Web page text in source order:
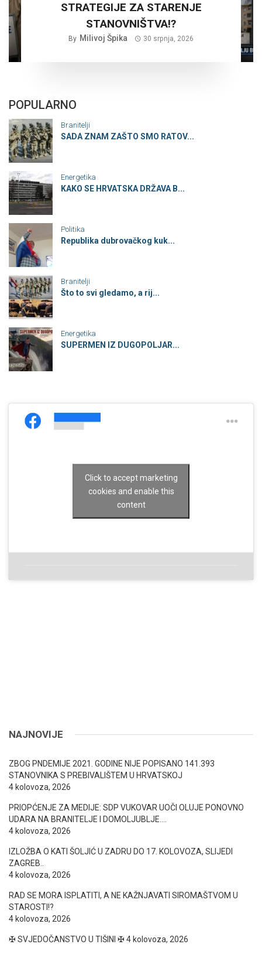
STRATEGIJE ZA STARENJE
STANOVNIŠTVA!?
By Milivoj Špika 30 srpnja, 2026
POPULARNO
Branitelji
SADA ZNAM ZAŠTO SMO RATOV...
Energetika
KAKO SE HRVATSKA DRŽAVA B...
Politika
Republika dubrovačkog kuk...
Branitelji
Što to svi gledamo, a rij...
Energetika
SUPERMEN IZ DUGOPOLJAR...
Click to accept marketing
cookies and enable this
content
NAJNOVIJE
ZBOG PNDEMIJE 2021. GODINE NIJE POPISANO 141.393
STANOVNIKA S PREBIVALIŠTEM U HRVATSKOJ
4 kolovoza, 2026
PRIOPĆENJE ZA MEDIJE: SDP VUKOVAR UOČI OLUJE PONOVNO
UDARA NA BRANITELJE I DOMOLJUBLJE….
4 kolovoza, 2026
IZLOŽBA O KATI ŠOLJIĆ U ZADRU DO 17. KOLOVOZA, SLIJEDI
ZAGREB..
4 kolovoza, 2026
RAD SE MORA ISPLATITI, A NE KAŽNJAVATI SIROMAŠTVOM U
STAROSTI!?
4 kolovoza, 2026
✠ SVJEDOČANSTVO U TIŠINI ✠ 4 kolovoza, 2026